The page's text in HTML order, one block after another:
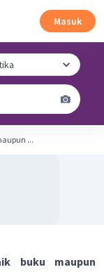
Masuk
...
buku maupun